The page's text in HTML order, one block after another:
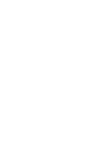
ovan,
i kontakt med oss